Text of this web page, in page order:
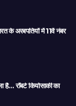
के अरबपतियों में 11वें नंबर
है… रॉबर्ट कियोसाकी का